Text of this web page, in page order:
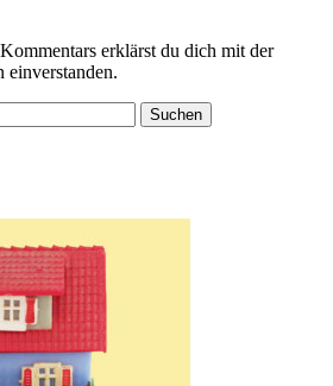
erklärst du dich mit der
einverstanden.